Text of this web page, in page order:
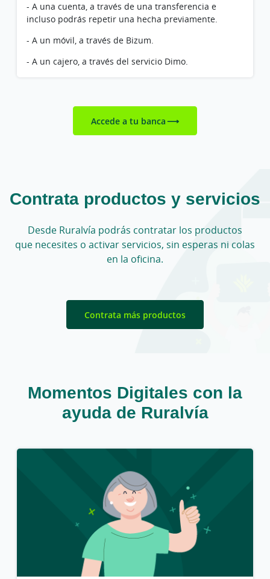
- A una cuenta, a través de una transferencia e
incluso podrás repetir una hecha previamente.
- A un móvil, a través de Bizum.
- A un cajero, a través del servicio Dimo.
Accede a tu banca
Contrata productos y servicios
Desde Ruralvía podrás contratar los productos
que necesites o activar servicios, sin esperas ni colas
en la oficina.
Contrata más productos
Momentos Digitales con la
ayuda de Ruralvía